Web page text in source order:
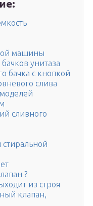
машины
унитаза
бачка с кнопкой
слива
сливного
?
из строя
клапан,